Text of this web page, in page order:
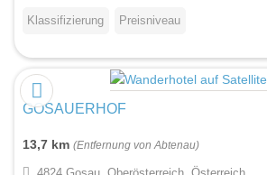
Klassifizierung Preisniveau
GOSAUERHOF
13,7 km (Entfernung von Abtenau)